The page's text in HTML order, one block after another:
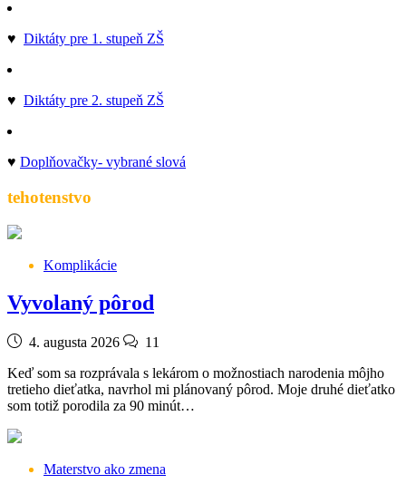
♥ Diktáty pre 1. stupeň ZŠ
♥ Diktáty pre 2. stupeň ZŠ
♥ Doplňovačky- vybrané slová
tehotenstvo
Komplikácie
Vyvolaný pôrod
4. augusta 2026
11
Keď som sa rozprávala s lekárom o možnostiach narodenia môjho
tretieho dieťatka, navrhol mi plánovaný pôrod. Moje druhé dieťatko
som totiž porodila za 90 minút…
Materstvo ako zmena